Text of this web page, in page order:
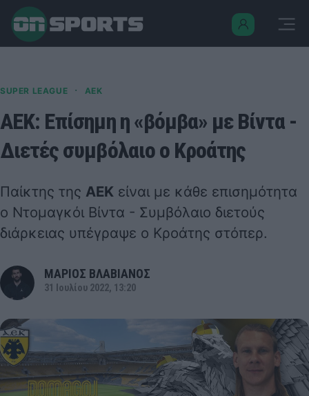
SUPER LEAGUE · ΑΕΚ
ΑΕΚ: Επίσημη η «βόμβα» με Βίντα -
Διετές συμβόλαιο ο Κροάτης
Παίκτης της ΑΕΚ είναι με κάθε επισημότητα
ο Ντομαγκόι Βίντα - Συμβόλαιο διετούς
διάρκειας υπέγραψε ο Κροάτης στόπερ.
ΜΑΡΙΟΣ ΒΛΑΒΙΑΝΟΣ
31 Ιουλίου 2022, 13:20